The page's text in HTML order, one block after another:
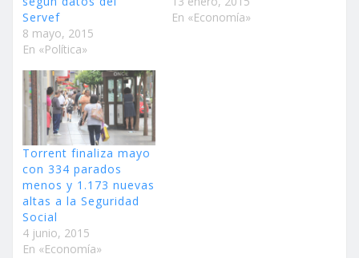
Servef
8 mayo, 2015
En «Política»
En «Economía»
Torrent finaliza mayo
con 334 parados
menos y 1.173 nuevas
altas a la Seguridad
Social
4 junio, 2015
En «Economía»